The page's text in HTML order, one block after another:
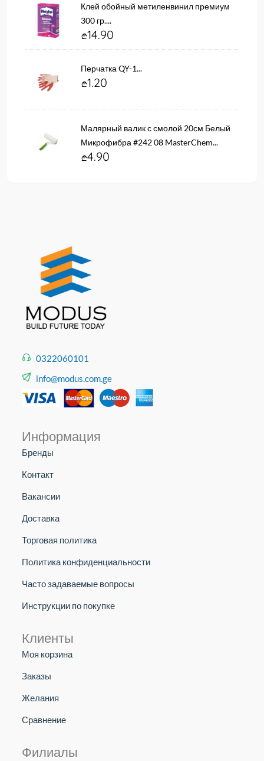
Клей обойный метиленвинил премиум
300 гр....
14.90
Перчатка QY-1...
1.20
Малярный валик с смолой 20см Белый
Микрофибра #242 08 MasterChem...
4.90
0322060101
info@modus.com.ge
Информация
Бренды
Контакт
Вакансии
Доставка
Торговая политика
Политика конфиденциальности
Часто задаваемые вопросы
Инструкции по покупке
Клиенты
Моя корзина
Заказы
Желания
Сравнение
Филиалы